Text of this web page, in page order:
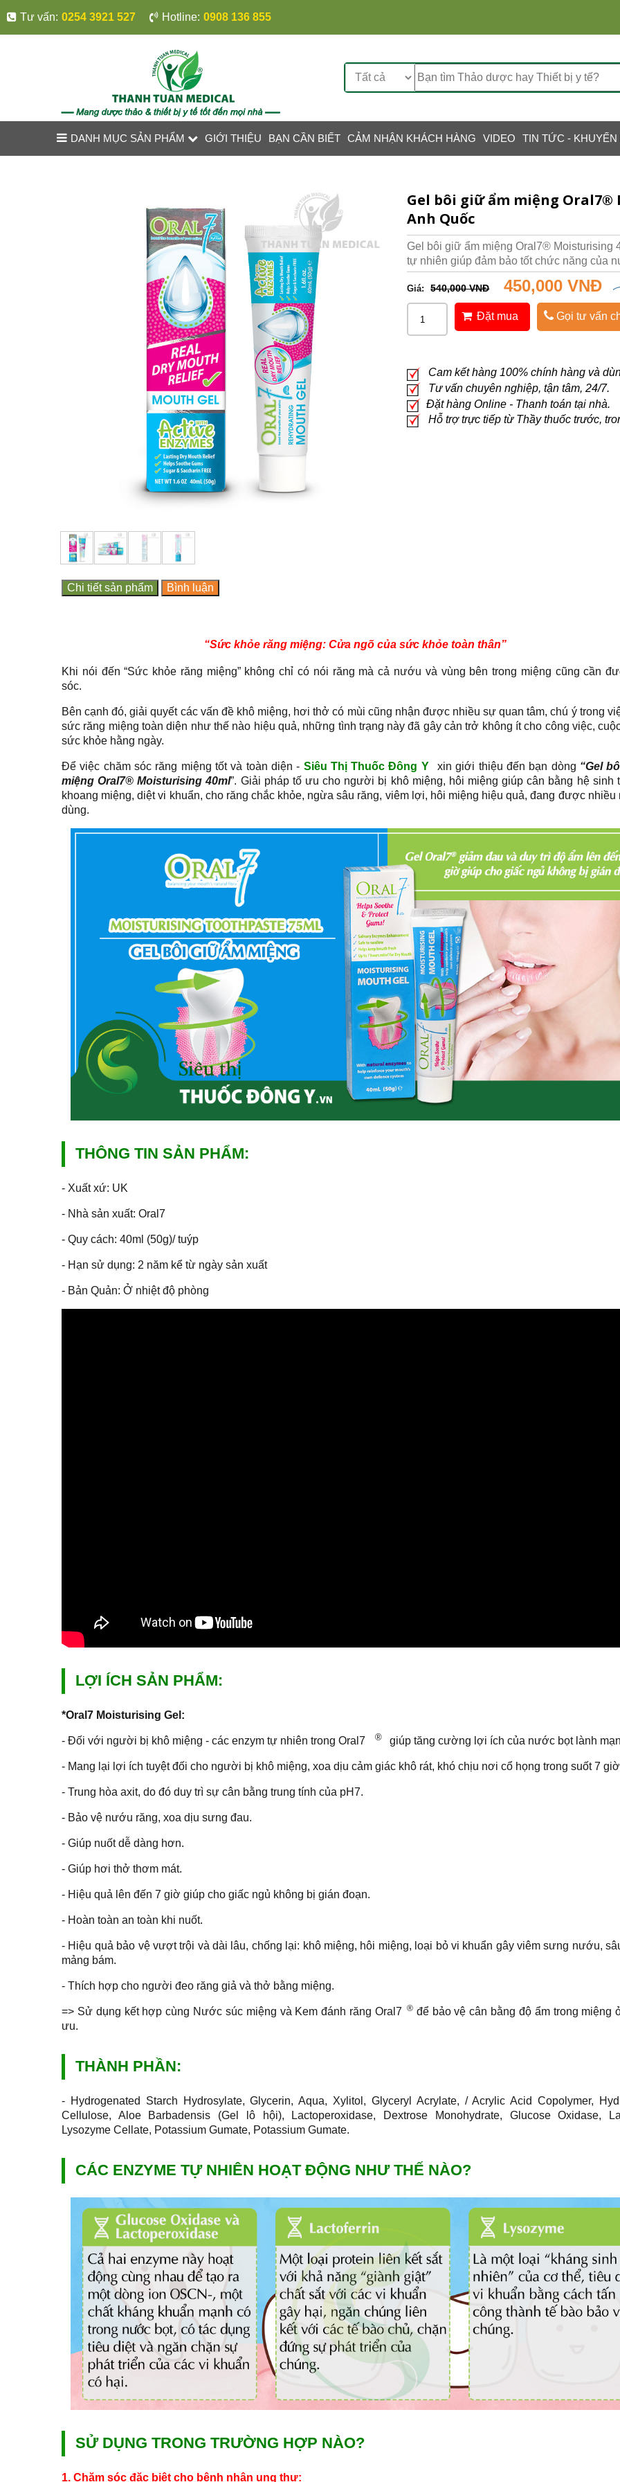
Tư vấn: 0254 3921 527 Hotline: 0908 136 855
DANH MỤC SẢN PHẨM GIỚI THIỆU BẠN CẦN BIẾT CẢM NHẬN KHÁCH HÀNG VIDEO TIN TỨC - KHUYẾN
Gel bôi giữ ẩm miệng
Anh Quốc
Gel bôi giữ ẩm miệng Oral7® Moisturising
tự nhiên giúp đảm bảo tốt chức năng của
Giá: 540,000 VNĐ 450,000 VNĐ
Đặt mua Gọi tư vấn
Cam kết hàng 100% chính hàng và
Tư vấn chuyên nghiệp, tận tâm, 24/7.
Đặt hàng Online - Thanh toán tại nhà.
Hỗ trợ trực tiếp từ Thầy thuốc trước,
Chi tiết sản phẩm Bình luận
“Sức khỏe răng miệng: Cửa ngõ của sức khỏe toàn thân”
Khi nói đến “Sức khỏe răng miệng” không chỉ có nói răng mà cả nướu và vùng bên trong miệng cũng cần
sóc.
Bên cạnh đó, giải quyết các vấn đề khô miệng, hơi thở có mùi cũng nhận được nhiều sự quan tâm, chú ý trong
sức răng miệng toàn diện như thế nào hiệu quả, những tình trạng này đã gây cản trở không ít cho công việc,
sức khỏe hằng ngày.
Để việc chăm sóc răng miệng tốt và toàn diện - Siêu Thị Thuốc Đông Y xin giới thiệu đến bạn dòng “Gel
miệng Oral7® Moisturising 40ml”. Giải pháp tố ưu cho người bị khô miệng, hôi miệng giúp cân bằng hệ sinh
khoang miệng, diệt vi khuẩn, cho răng chắc khỏe, ngừa sâu răng, viêm lợi, hôi miệng hiệu quả, đang được
dùng.
THÔNG TIN SẢN PHẨM:
- Xuất xứ: UK
- Nhà sản xuất: Oral7
- Quy cách: 40ml (50g)/ tuýp
- Hạn sử dụng: 2 năm kể từ ngày sản xuất
- Bản Quản: Ở nhiệt độ phòng
LỢI ÍCH SẢN PHẨM:
*Oral7 Moisturising Gel:
- Đối với người bị khô miệng - các enzym tự nhiên trong Oral7 ® giúp tăng cường lợi ích của nước bọt lành
- Mang lại lợi ích tuyệt đối cho người bị khô miệng, xoa dịu cảm giác khô rát, khó chịu nơi cổ họng trong suốt 7
- Trung hòa axit, do đó duy trì sự cân bằng trung tính của pH7.
- Bảo vệ nướu răng, xoa dịu sưng đau.
- Giúp nuốt dễ dàng hơn.
- Giúp hơi thở thơm mát.
- Hiệu quả lên đến 7 giờ giúp cho giấc ngủ không bị gián đoạn.
- Hoàn toàn an toàn khi nuốt.
- Hiệu quả bảo vệ vượt trội và dài lâu, chống lại: khô miệng, hôi miệng, loại bỏ vi khuẩn gây viêm sưng nướu,
mảng bám.
- Thích hợp cho người đeo răng giả và thở bằng miệng.
=> Sử dụng kết hợp cùng Nước súc miệng và Kem đánh răng Oral7 ®để bảo vệ cân bằng độ ẩm trong miệng
ưu.
THÀNH PHẦN:
- Hydrogenated Starch Hydrosylate, Glycerin, Aqua, Xylitol, Glyceryl Acrylate, / Acrylic Acid Copolymer,
Cellulose, Aloe Barbadensis (Gel lô hội), Lactoperoxidase, Dextrose Monohydrate, Glucose Oxidase,
Lysozyme Cellate, Potassium Gumate, Potassium Gumate.
CÁC ENZYME TỰ NHIÊN HOẠT ĐỘNG NHƯ THẾ NÀO?
SỬ DỤNG TRONG TRƯỜNG HỢP NÀO?
1. Chăm sóc đặc biệt cho bệnh nhân ung thư: